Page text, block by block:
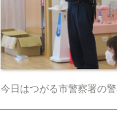
今日はつがる市警察署の